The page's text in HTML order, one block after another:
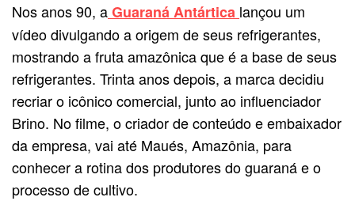
Nos anos 90, aGuaraná Antártica lançou um
vídeo divulgando a origem de seus refrigerantes,
mostrando a fruta amazônica que é a base de seus
refrigerantes. Trinta anos depois, a marca decidiu
recriar o icônico comercial, junto ao influenciador
Brino. No filme, o criador de conteúdo e embaixador
da empresa, vai até Maués, Amazônia, para
conhecer a rotina dos produtores do guaraná e o
processo de cultivo.